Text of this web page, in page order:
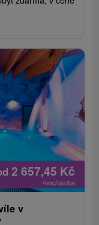
2 657,45 Kč
/noc/osoba
v